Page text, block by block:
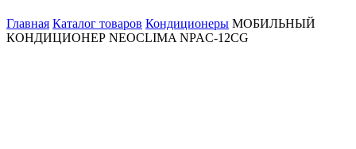
Вы здесь
Главная Каталог товаров Кондиционеры МОБИЛЬНЫЙ
КОНДИЦИОНЕР NEOCLIMA NPAC-12CG